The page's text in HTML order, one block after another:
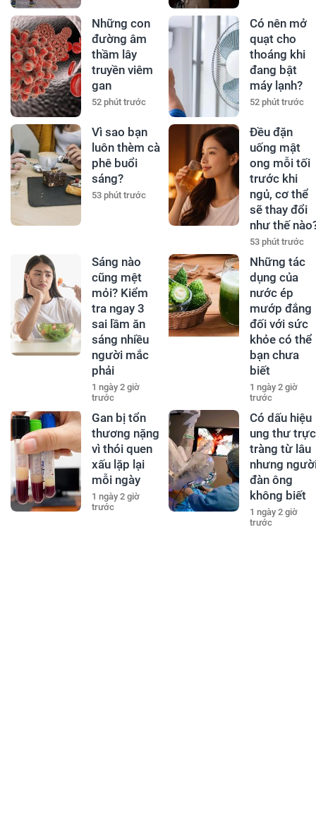
Những con
đường âm
thầm lây
truyền viêm
gan
52 phút trước
Có nên mở
quạt cho
thoáng khi
đang bật
máy lạnh?
52 phút trước
Vì sao bạn
luôn thèm cà
phê buổi
sáng?
53 phút trước
Đều đặn
uống mật
ong mỗi tối
trước khi
ngủ, cơ thể
sẽ thay đổi
như thế
53 phút trước
Sáng nào
cũng mệt
mỏi? Kiểm
tra ngay 3
sai lầm ăn
sáng nhiều
người mắc
phải
1 ngày 2 giờ
trước
Những tác
dụng của
nước ép
mướp đắng
đối với sức
khỏe có thể
bạn chưa
biết
1 ngày 2 giờ
trước
Gan bị tổn
thương nặng
vì thói quen
xấu lặp lại
mỗi ngày
1 ngày 2 giờ
trước
Có dấu hiệu
ung thư trực
tràng từ lâu
nhưng
đàn ông
không biết
1 ngày 2 giờ
trước